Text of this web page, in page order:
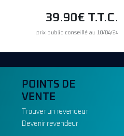
39.90€ T.T.C.
prix public conseillé au 10/04/24
POINTS DE
VENTE
Trouver un revendeur
Devenir revendeur